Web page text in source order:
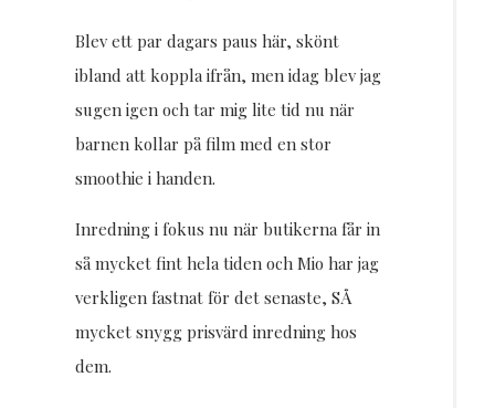
Blev ett par dagars paus här, skönt
ibland att koppla ifrån, men idag blev jag
sugen igen och tar mig lite tid nu när
barnen kollar på film med en stor
smoothie i handen.
Inredning i fokus nu när butikerna får in
så mycket fint hela tiden och Mio har jag
verkligen fastnat för det senaste, SÅ
mycket snygg prisvärd inredning hos
dem.